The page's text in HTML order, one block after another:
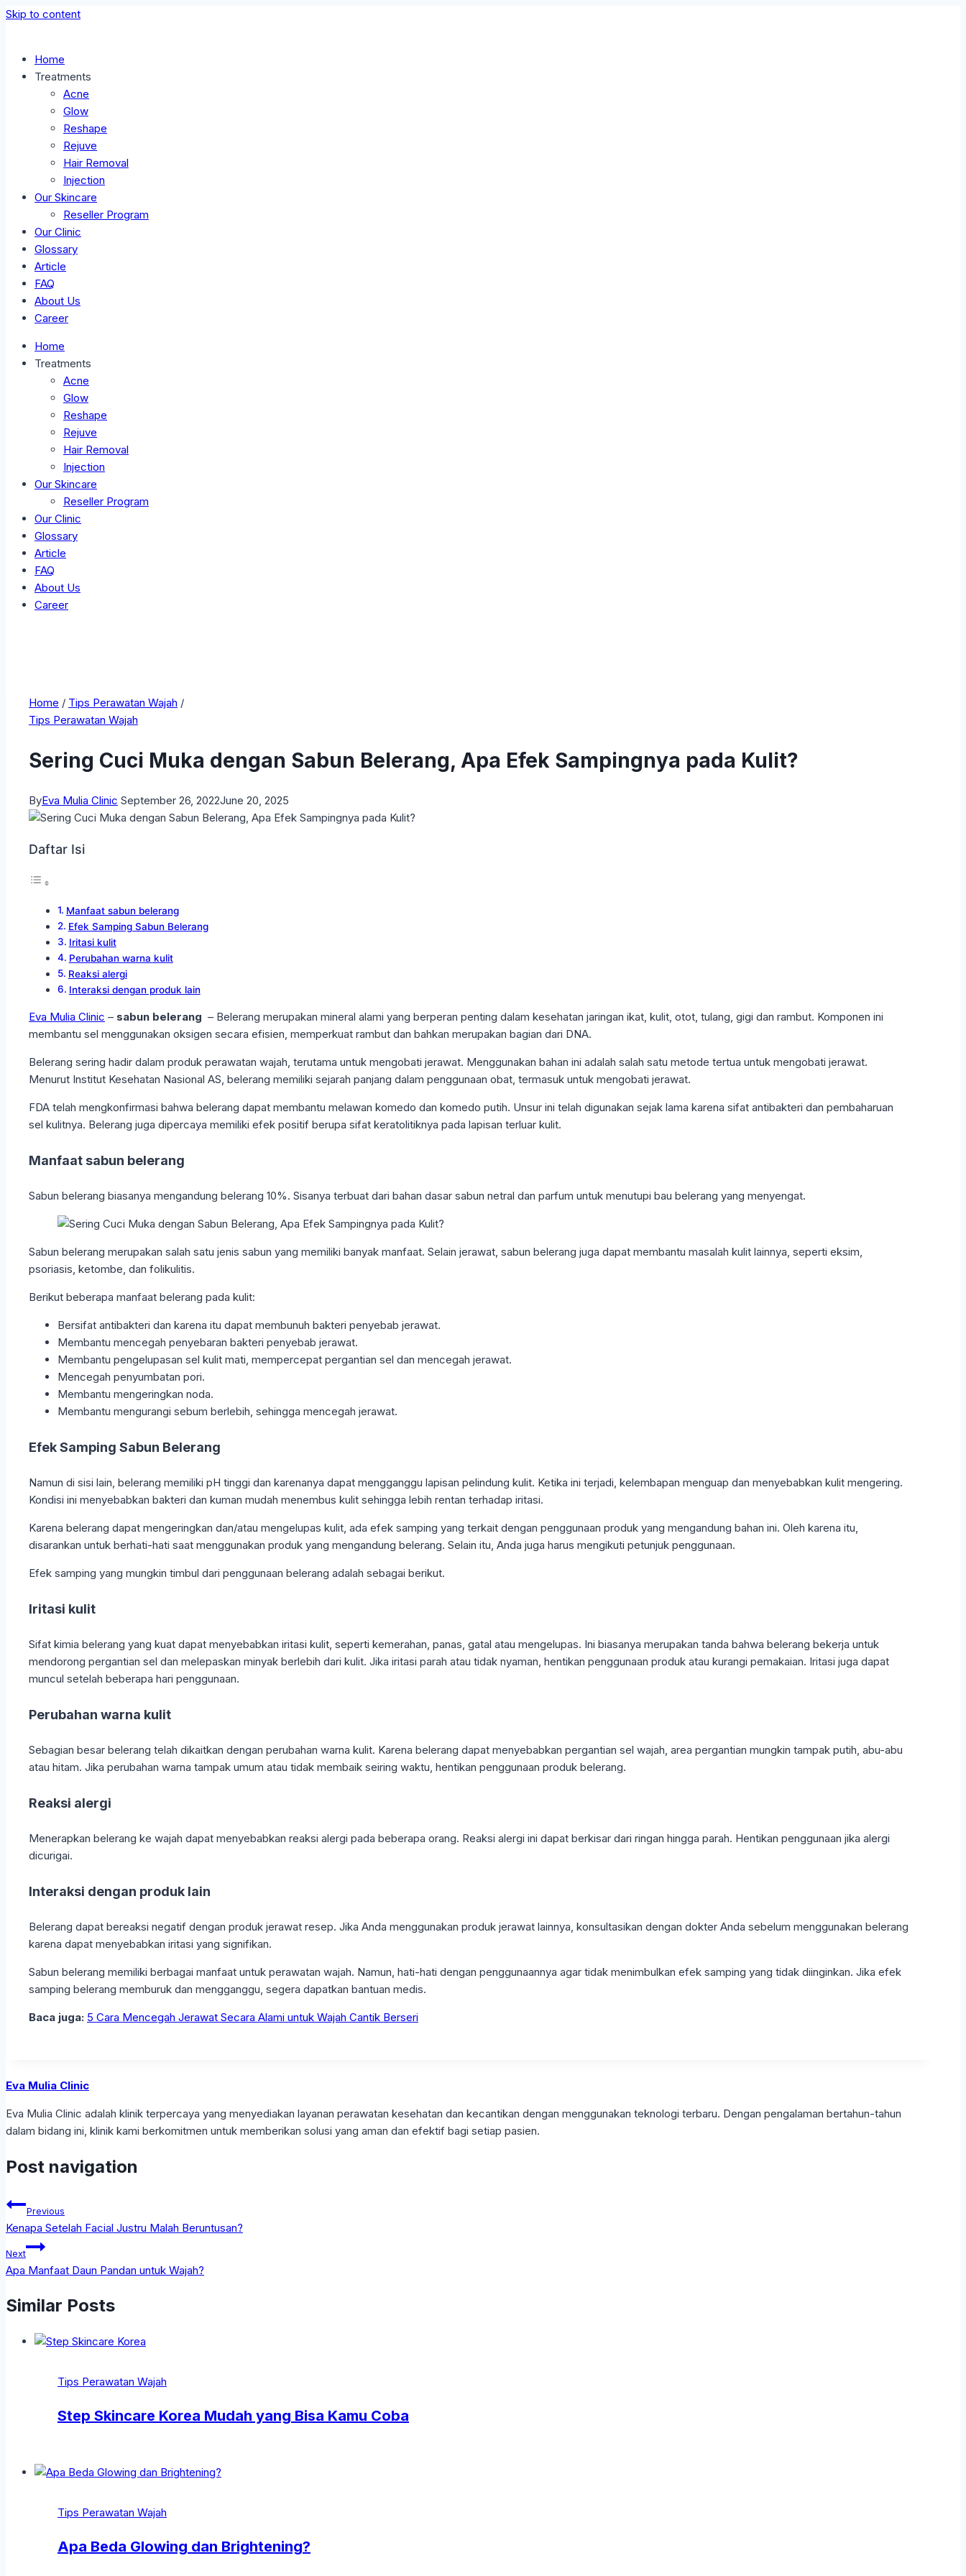
Skip to content
Home
Treatments
Acne
Glow
Reshape
Rejuve
Hair Removal
Injection
Our Skincare
Reseller Program
Our Clinic
Glossary
Article
FAQ
About Us
Career
Home
Treatments
Acne
Glow
Reshape
Rejuve
Hair Removal
Injection
Our Skincare
Reseller Program
Our Clinic
Glossary
Article
FAQ
About Us
Career
Home / Tips Perawatan Wajah /
Tips Perawatan Wajah
Sering Cuci Muka dengan Sabun Belerang, Apa Efek Sampingnya pada Kulit?
ByEva Mulia Clinic September 26, 2022June 20, 2025
Daftar Isi
Manfaat sabun belerang
Efek Samping Sabun Belerang
Iritasi kulit
Perubahan warna kulit
Reaksi alergi
Interaksi dengan produk lain
Eva Mulia Clinic – sabun belerang – Belerang merupakan mineral alami yang berperan penting dalam kesehatan jaringan ikat, kulit, otot, tulang, gigi dan rambut. Komponen ini
membantu sel menggunakan oksigen secara efisien, memperkuat rambut dan bahkan merupakan bagian dari DNA.
Belerang sering hadir dalam produk perawatan wajah, terutama untuk mengobati jerawat. Menggunakan bahan ini adalah salah satu metode tertua untuk mengobati jerawat.
Menurut Institut Kesehatan Nasional AS, belerang memiliki sejarah panjang dalam penggunaan obat, termasuk untuk mengobati jerawat.
FDA telah mengkonfirmasi bahwa belerang dapat membantu melawan komedo dan komedo putih. Unsur ini telah digunakan sejak lama karena sifat antibakteri dan pembaharuan
sel kulitnya. Belerang juga dipercaya memiliki efek positif berupa sifat keratolitiknya pada lapisan terluar kulit.
Manfaat sabun belerang
Sabun belerang biasanya mengandung belerang 10%. Sisanya terbuat dari bahan dasar sabun netral dan parfum untuk menutupi bau belerang yang menyengat.
Sabun belerang merupakan salah satu jenis sabun yang memiliki banyak manfaat. Selain jerawat, sabun belerang juga dapat membantu masalah kulit lainnya, seperti eksim,
psoriasis, ketombe, dan folikulitis.
Berikut beberapa manfaat belerang pada kulit:
Bersifat antibakteri dan karena itu dapat membunuh bakteri penyebab jerawat.
Membantu mencegah penyebaran bakteri penyebab jerawat.
Membantu pengelupasan sel kulit mati, mempercepat pergantian sel dan mencegah jerawat.
Mencegah penyumbatan pori.
Membantu mengeringkan noda.
Membantu mengurangi sebum berlebih, sehingga mencegah jerawat.
Efek Samping Sabun Belerang
Namun di sisi lain, belerang memiliki pH tinggi dan karenanya dapat mengganggu lapisan pelindung kulit. Ketika ini terjadi, kelembapan menguap dan menyebabkan kulit mengering.
Kondisi ini menyebabkan bakteri dan kuman mudah menembus kulit sehingga lebih rentan terhadap iritasi.
Karena belerang dapat mengeringkan dan/atau mengelupas kulit, ada efek samping yang terkait dengan penggunaan produk yang mengandung bahan ini. Oleh karena itu,
disarankan untuk berhati-hati saat menggunakan produk yang mengandung belerang. Selain itu, Anda juga harus mengikuti petunjuk penggunaan.
Efek samping yang mungkin timbul dari penggunaan belerang adalah sebagai berikut.
Iritasi kulit
Sifat kimia belerang yang kuat dapat menyebabkan iritasi kulit, seperti kemerahan, panas, gatal atau mengelupas. Ini biasanya merupakan tanda bahwa belerang bekerja untuk
mendorong pergantian sel dan melepaskan minyak berlebih dari kulit. Jika iritasi parah atau tidak nyaman, hentikan penggunaan produk atau kurangi pemakaian. Iritasi juga dapat
muncul setelah beberapa hari penggunaan.
Perubahan warna kulit
Sebagian besar belerang telah dikaitkan dengan perubahan warna kulit. Karena belerang dapat menyebabkan pergantian sel wajah, area pergantian mungkin tampak putih, abu-abu
atau hitam. Jika perubahan warna tampak umum atau tidak membaik seiring waktu, hentikan penggunaan produk belerang.
Reaksi alergi
Menerapkan belerang ke wajah dapat menyebabkan reaksi alergi pada beberapa orang. Reaksi alergi ini dapat berkisar dari ringan hingga parah. Hentikan penggunaan jika alergi
dicurigai.
Interaksi dengan produk lain
Belerang dapat bereaksi negatif dengan produk jerawat resep. Jika Anda menggunakan produk jerawat lainnya, konsultasikan dengan dokter Anda sebelum menggunakan belerang
karena dapat menyebabkan iritasi yang signifikan.
Sabun belerang memiliki berbagai manfaat untuk perawatan wajah. Namun, hati-hati dengan penggunaannya agar tidak menimbulkan efek samping yang tidak diinginkan. Jika efek
samping belerang memburuk dan mengganggu, segera dapatkan bantuan medis.
Baca juga: 5 Cara Mencegah Jerawat Secara Alami untuk Wajah Cantik Berseri
Eva Mulia Clinic
Eva Mulia Clinic adalah klinik terpercaya yang menyediakan layanan perawatan kesehatan dan kecantikan dengan menggunakan teknologi terbaru. Dengan pengalaman bertahun-tahun
dalam bidang ini, klinik kami berkomitmen untuk memberikan solusi yang aman dan efektif bagi setiap pasien.
Post navigation
Previous
Kenapa Setelah Facial Justru Malah Beruntusan?
Next
Apa Manfaat Daun Pandan untuk Wajah?
Similar Posts
Tips Perawatan Wajah
Step Skincare Korea Mudah yang Bisa Kamu Coba
Tips Perawatan Wajah
Apa Beda Glowing dan Brightening?